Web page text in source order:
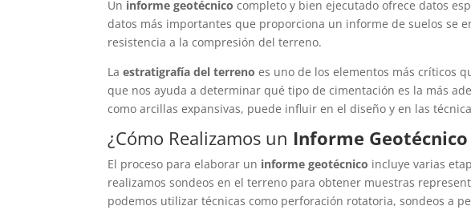
Un informe geotécnico completo y bien ejecutado ofrece datos
datos más importantes que proporciona un informe de suelos se
resistencia a la compresión del terreno.
Laestratigrafía del terreno es uno de los elementos más críticos
que nos ayuda a determinar qué tipo de cimentación es la más
como arcillas expansivas, puede influir en el diseño y en las
¿Cómo Realizamos un Informe Geotécnico
El proceso para elaborar un informe geotécnico incluye varias
realizamos sondeos en el terreno para obtener muestras
podemos utilizar técnicas como perforación rotatoria, sondeos a